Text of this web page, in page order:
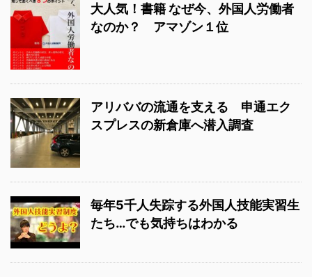
大人気！書籍 なぜ今、外国人労働者
なのか？ アマゾン１位
アリババの流通を支える 申通エク
スプレスの新倉庫へ潜入調査
毎年5千人失踪する外国人技能実習生
たち…でも気持ちはわかる